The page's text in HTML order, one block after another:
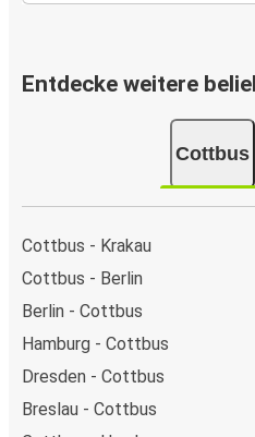
Entdecke weitere
Cottbus
Cottbus - Krakau
Cottbus - Berlin
Berlin - Cottbus
Hamburg - Cottbus
Dresden - Cottbus
Breslau - Cottbus